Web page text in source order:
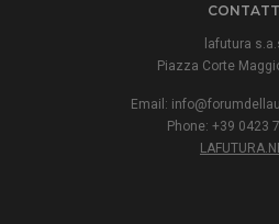
lafutura
Piazza Corte
Email:
Phone: +39 0423